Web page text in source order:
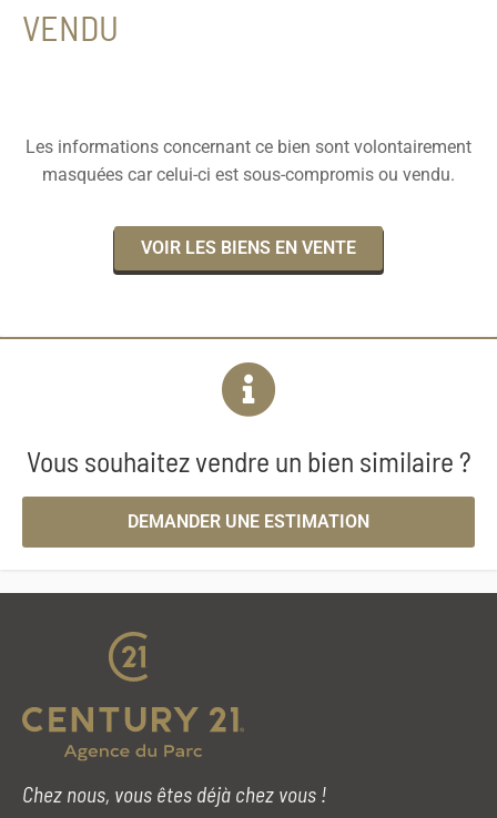
VENDU
Les informations concernant ce bien sont volontairement
masquées car celui-ci est sous-compromis ou vendu.
VOIR LES BIENS EN VENTE
Vous souhaitez vendre un bien similaire ?
DEMANDER UNE ESTIMATION
Chez nous, vous êtes déjà chez vous !